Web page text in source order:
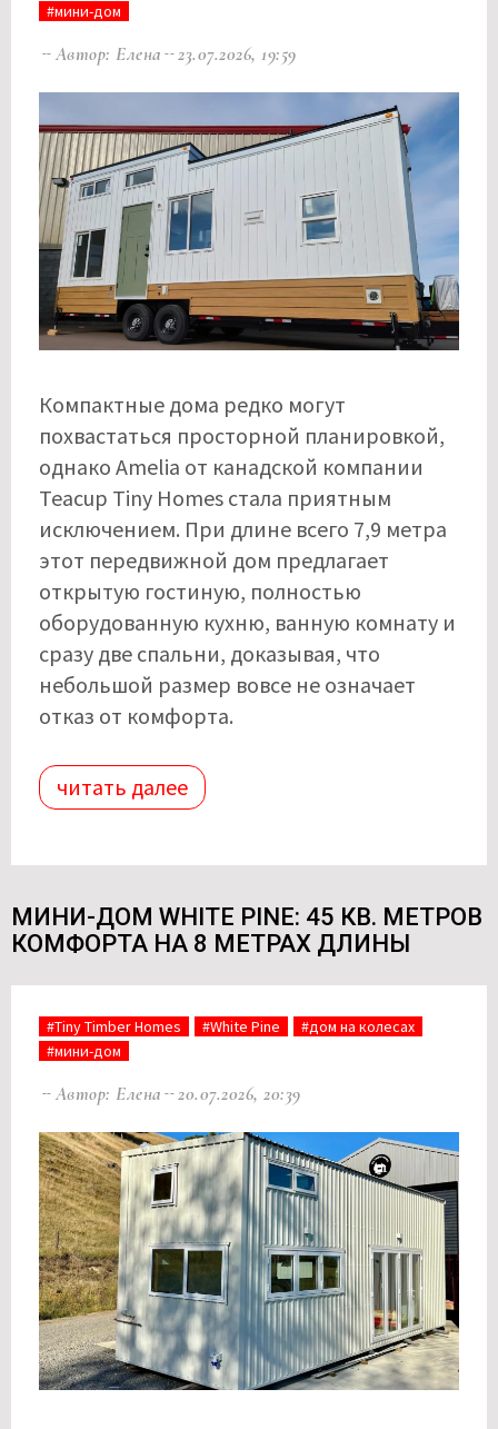
#мини-дом
Автор: Елена 23.07.2026, 19:59
Компактные дома редко могут
похвастаться просторной планировкой,
однако Amelia от канадской компании
Teacup Tiny Homes стала приятным
исключением. При длине всего 7,9 метра
этот передвижной дом предлагает
открытую гостиную, полностью
оборудованную кухню, ванную комнату и
сразу две спальни, доказывая, что
небольшой размер вовсе не означает
отказ от комфорта.
читать далее
МИНИ-ДОМ WHITE PINE: 45 КВ. МЕТРОВ
КОМФОРТА НА 8 МЕТРАХ ДЛИНЫ
#Tiny Timber Homes #White Pine
#дом на колесах
#мини-дом
Автор: Елена 20.07.2026, 20:39